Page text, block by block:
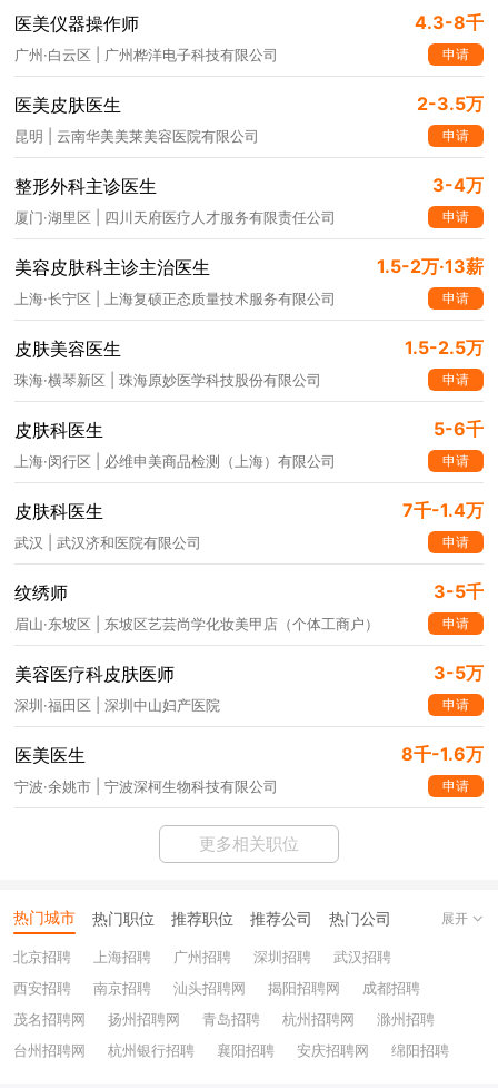
医美仪器操作师 4.3-8千
广州·白云区 | 广州桦洋电子科技有限公司 申请
医美皮肤医生 2-3.5万
昆明 | 云南华美美莱美容医院有限公司 申请
整形外科主诊医生 3-4万
厦门·湖里区 | 四川天府医疗人才服务有限责任公司 申请
美容皮肤科主诊主治医生 1.5-2万·13薪
上海·长宁区 | 上海复硕正态质量技术服务有限公司 申请
皮肤美容医生 1.5-2.5万
珠海·横琴新区 | 珠海原妙医学科技股份有限公司 申请
皮肤科医生 5-6千
上海·闵行区 | 必维申美商品检测（上海）有限公司 申请
皮肤科医生 7千-1.4万
武汉 | 武汉济和医院有限公司 申请
纹绣师 3-5千
眉山·东坡区 | 东坡区艺芸尚学化妆美甲店（个体工商户） 申请
美容医疗科皮肤医师 3-5万
深圳·福田区 | 深圳中山妇产医院 申请
医美医生 8千-1.6万
宁波·余姚市 | 宁波深柯生物科技有限公司 申请
更多相关职位
热门城市 热门职位 推荐职位 推荐公司 热门公司
北京招聘 上海招聘 广州招聘 深圳招聘
武汉招聘
西安招聘
南京招聘 汕头招聘网 揭阳招聘网
成都招聘
茂名招聘网
扬州招聘网 青岛招聘 杭州招聘网
滁州招聘
台州招聘网
杭州银行招聘 襄阳招聘 安庆招聘网
绵阳招聘
展开